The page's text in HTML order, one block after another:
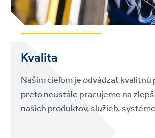
Kvalita
Našim cieľom je odvádzať kvalitnú
preto neustále pracujeme na
našich produktov, služieb,